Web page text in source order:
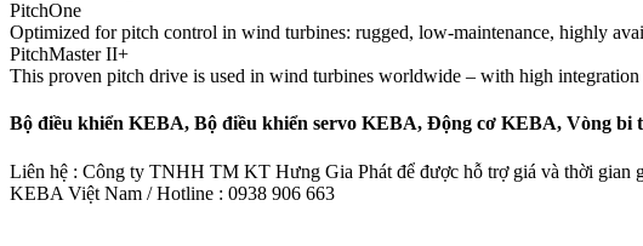
PitchOne
Optimized for pitch control in wind turbines: rugged, low-main­ten­ance, highly
PitchMaster II+
This proven pitch drive is used in wind turbines world­wide – with high
Bộ điều khiển KEBA, Bộ điều khiển servo KEBA, Động cơ KEBA, Vòng
Liên hệ : Công ty TNHH TM KT Hưng Gia Phát để được hỗ trợ giá và thời gian
KEBA Việt Nam / Hotline : 0938 906 663